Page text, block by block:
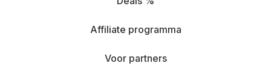
Affiliate programma
Voor partners